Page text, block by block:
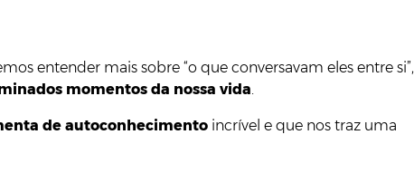
entender mais sobre “o que conversavam eles entre si”,
momentos da nossa vida
de autoconhecimento incrível e que nos traz uma